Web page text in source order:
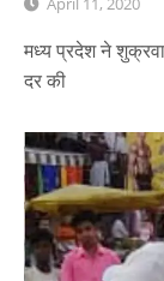
मध्य प्रदेश ने
दर की